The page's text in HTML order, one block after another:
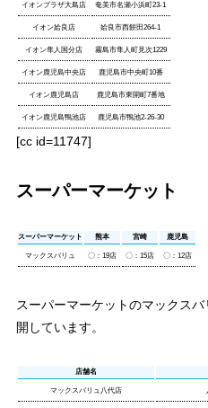
イオンプラザ大島店 奄美市名瀬小浜町23-1
イオン姶良店 姶良市西餅田264-1
イオン隼人国分店 霧島市隼人町見次1229
イオン鹿児島中央店 鹿児島市中央町10番
イオン鹿児島店 鹿児島市東開町7番地
イオン鹿児島鴨池店 鹿児島市鴨池2-26-30
[cc id=11747]
スーパーマーケット
スーパーマーケット 熊本 宮崎 鹿児島
マックスバリュ 〇：19店 〇：15店 〇：12店
スーパーマーケットのマックス
開しています。
店舗名
マックスバリュ八代店